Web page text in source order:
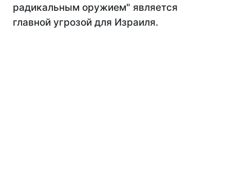
радикальным оружием" является
главной угрозой для Израиля.